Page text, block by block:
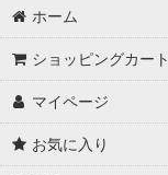
ホーム
ショッピングカート
マイページ
お気に入り